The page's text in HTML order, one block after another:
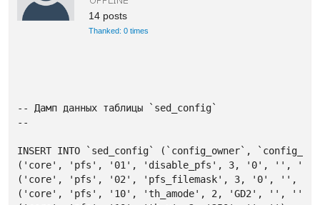
14 posts
Thanked: 0 times
-- Дамп данных таблицы `sed_config`
--
INSERT INTO `sed_config` (`config_owner`,
('core', 'pfs', '01', 'disable_pfs', 3, '0', '', ''),
('core', 'pfs', '02', 'pfs_filemask', 3, '0', '',
('core', 'pfs', '10', 'th_amode', 2, 'GD2', '', ''),